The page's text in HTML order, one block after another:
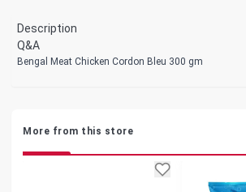
Description
Q&A
Bengal Meat Chicken Cordon Bleu 300 gm
More from this store